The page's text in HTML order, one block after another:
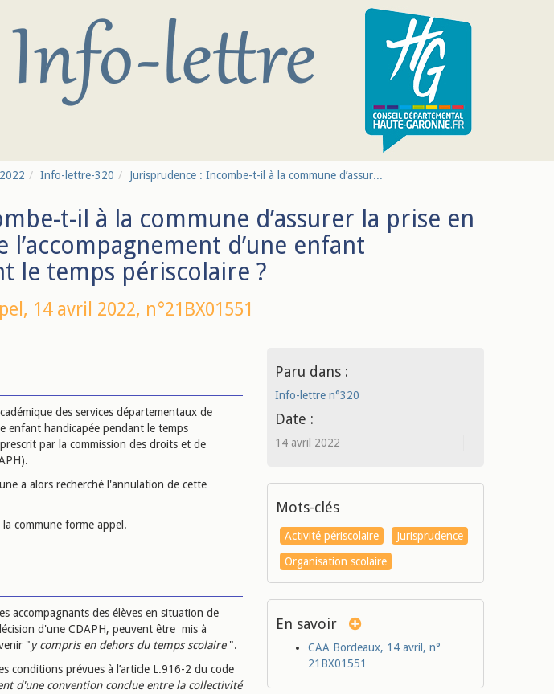
Info-lettre-320 Jurisprudence : Incombe-t-il à la commune d’assur...
t-il à la commune d’assurer la prise en
d’une enfant
le temps périscolaire ?
14 avril 2022, n°21BX01551
des services départementaux de
enfant handicapée pendant le temps
par la commission des droits et de
a alors recherché l'annulation de cette
commune forme appel.
accompagnants des élèves en situation de
d'une CDAPH, peuvent être mis à
"y compris en dehors du temps scolaire ".
conditions prévues à l’article L.916-2 du code
d'une convention conclue entre la collectivité
Paru dans :
Info-lettre n°320
Date :
14 avril 2022
Mots-clés
Activité périscolaire
Jurisprudence
Organisation scolaire
En savoir
CAA Bordeaux, 14 avril, n°
21BX01551